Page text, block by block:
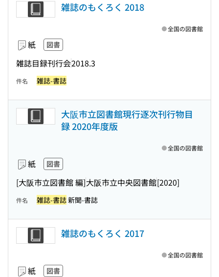
雑誌のもくろく 2018
紙 図書
雑誌目録刊行会2018.3
全国の図書館
件名 雑誌-書誌
大阪市立図書館現行逐次刊行物目
録 2020年度版
紙 図書
[大阪市立図書館 編]大阪市立中央図書館[2020]
全国の図書館
件名 雑誌-書誌新聞-書誌
雑誌のもくろく 2017
紙 図書
全国の図書館